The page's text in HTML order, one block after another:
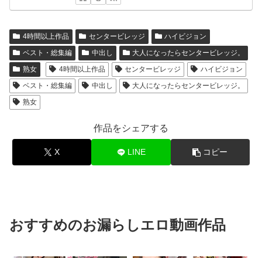
4時間以上作品 センタービレッジ
ハイビジョン
ベスト・総集編
中出し
大人になったらセンタービレッジ。
熟女
4時間以上作品 センタービレッジ
ハイビジョン
ベスト・総集編
中出し
大人になったらセンタービレッジ。
熟女
作品をシェアする
X LINE コピー
おすすめのお漏らしエロ動画作品